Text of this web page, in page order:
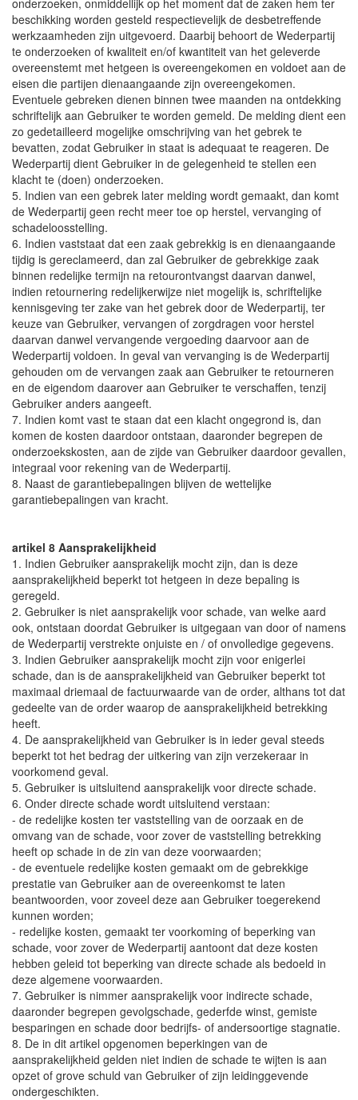
onderzoeken, onmiddellijk op het moment dat de zaken hem ter
beschikking worden gesteld respectievelijk de desbetreffende
werkzaamheden zijn uitgevoerd. Daarbij behoort de Wederpartij
te onderzoeken of kwaliteit en/of kwantiteit van het geleverde
overeenstemt met hetgeen is overeengekomen en voldoet aan de
eisen die partijen dienaangaande zijn overeengekomen.
Eventuele gebreken dienen binnen twee maanden na ontdekking
schriftelijk aan Gebruiker te worden gemeld. De melding dient een
zo gedetailleerd mogelijke omschrijving van het gebrek te
bevatten, zodat Gebruiker in staat is adequaat te reageren. De
Wederpartij dient Gebruiker in de gelegenheid te stellen een
klacht te (doen) onderzoeken.
5. Indien van een gebrek later melding wordt gemaakt, dan komt
de Wederpartij geen recht meer toe op herstel, vervanging of
schadeloosstelling.
6. Indien vaststaat dat een zaak gebrekkig is en dienaangaande
tijdig is gereclameerd, dan zal Gebruiker de gebrekkige zaak
binnen redelijke termijn na retourontvangst daarvan danwel,
indien retournering redelijkerwijze niet mogelijk is, schriftelijke
kennisgeving ter zake van het gebrek door de Wederpartij, ter
keuze van Gebruiker, vervangen of zorgdragen voor herstel
daarvan danwel vervangende vergoeding daarvoor aan de
Wederpartij voldoen. In geval van vervanging is de Wederpartij
gehouden om de vervangen zaak aan Gebruiker te retourneren
en de eigendom daarover aan Gebruiker te verschaffen, tenzij
Gebruiker anders aangeeft.
7. Indien komt vast te staan dat een klacht ongegrond is, dan
komen de kosten daardoor ontstaan, daaronder begrepen de
onderzoekskosten, aan de zijde van Gebruiker daardoor gevallen,
integraal voor rekening van de Wederpartij.
8. Naast de garantiebepalingen blijven de wettelijke
garantiebepalingen van kracht.
artikel 8 Aansprakelijkheid
1. Indien Gebruiker aansprakelijk mocht zijn, dan is deze
aansprakelijkheid beperkt tot hetgeen in deze bepaling is
geregeld.
2. Gebruiker is niet aansprakelijk voor schade, van welke aard
ook, ontstaan doordat Gebruiker is uitgegaan van door of namens
de Wederpartij verstrekte onjuiste en / of onvolledige gegevens.
3. Indien Gebruiker aansprakelijk mocht zijn voor enigerlei
schade, dan is de aansprakelijkheid van Gebruiker beperkt tot
maximaal driemaal de factuurwaarde van de order, althans tot dat
gedeelte van de order waarop de aansprakelijkheid betrekking
heeft.
4. De aansprakelijkheid van Gebruiker is in ieder geval steeds
beperkt tot het bedrag der uitkering van zijn verzekeraar in
voorkomend geval.
5. Gebruiker is uitsluitend aansprakelijk voor directe schade.
6. Onder directe schade wordt uitsluitend verstaan:
- de redelijke kosten ter vaststelling van de oorzaak en de
omvang van de schade, voor zover de vaststelling betrekking
heeft op schade in de zin van deze voorwaarden;
- de eventuele redelijke kosten gemaakt om de gebrekkige
prestatie van Gebruiker aan de overeenkomst te laten
beantwoorden, voor zoveel deze aan Gebruiker toegerekend
kunnen worden;
- redelijke kosten, gemaakt ter voorkoming of beperking van
schade, voor zover de Wederpartij aantoont dat deze kosten
hebben geleid tot beperking van directe schade als bedoeld in
deze algemene voorwaarden.
7. Gebruiker is nimmer aansprakelijk voor indirecte schade,
daaronder begrepen gevolgschade, gederfde winst, gemiste
besparingen en schade door bedrijfs- of andersoortige stagnatie.
8. De in dit artikel opgenomen beperkingen van de
aansprakelijkheid gelden niet indien de schade te wijten is aan
opzet of grove schuld van Gebruiker of zijn leidinggevende
ondergeschikten.